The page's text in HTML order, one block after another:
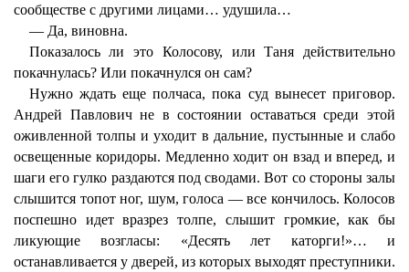
сообществе с другими лицами… удушила…
— Да, виновна.
Показалось ли это Колосову, или Таня действительно
покачнулась? Или покачнулся он сам?
Нужно ждать еще полчаса, пока суд вынесет приговор.
Андрей Павлович не в состоянии оставаться среди этой
оживленной толпы и уходит в дальние, пустынные и слабо
освещенные коридоры. Медленно ходит он взад и вперед, и
шаги его гулко раздаются под сводами. Вот со стороны залы
слышится топот ног, шум, голоса — все кончилось. Колосов
поспешно идет вразрез толпе, слышит громкие, как бы
ликующие возгласы: «Десять лет каторги!»… и
останавливается у дверей, из которых выходят преступники.